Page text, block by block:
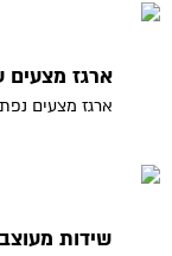
ארגז מצעים
ארגז מצעים
שידות